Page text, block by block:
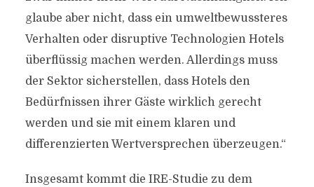
glaube aber nicht, dass ein umweltbewussteres
Verhalten oder disruptive Technologien Hotels
überflüssig machen werden. Allerdings muss
der Sektor sicherstellen, dass Hotels den
Bedürfnissen ihrer Gäste wirklich gerecht
werden und sie mit einem klaren und
differenzierten Wertversprechen überzeugen.“
Insgesamt kommt die IRE-Studie zu dem